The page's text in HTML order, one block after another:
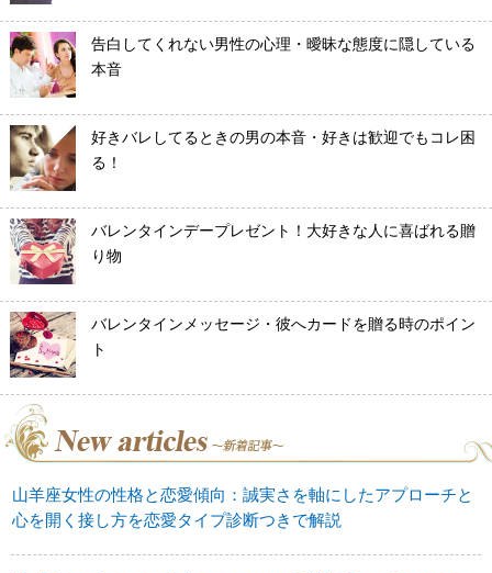
告白してくれない男性の心理・曖昧な態度に隠している
本音
好きバレしてるときの男の本音・好きは歓迎でもコレ困
る！
バレンタインデープレゼント！大好きな人に喜ばれる贈
り物
バレンタインメッセージ・彼へカードを贈る時のポイン
ト
山羊座女性の性格と恋愛傾向：誠実さを軸にしたアプローチと
心を開く接し方を恋愛タイプ診断つきで解説